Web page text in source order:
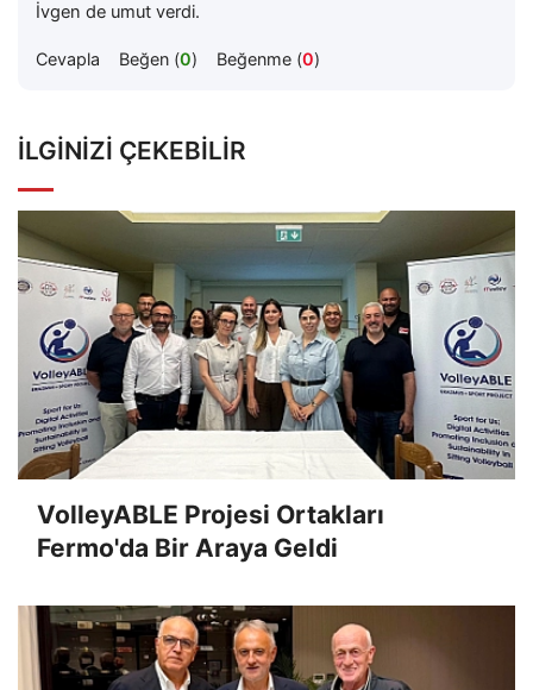
İvgen de umut verdi.
Cevapla Beğen (0) Beğenme (0)
İLGINIZI ÇEKEBILIR
VolleyABLE Projesi Ortakları
Fermo'da Bir Araya Geldi